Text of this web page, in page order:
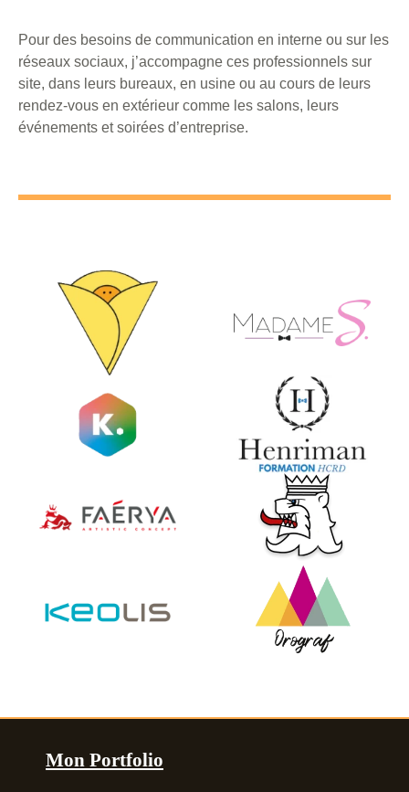
Pour des besoins de communication en interne ou sur les
réseaux sociaux, j’accompagne ces professionnels sur
site, dans leurs bureaux, en usine ou au cours de leurs
rendez-vous en extérieur comme les salons, leurs
événements et soirées d’entreprise.
Mon Portfolio